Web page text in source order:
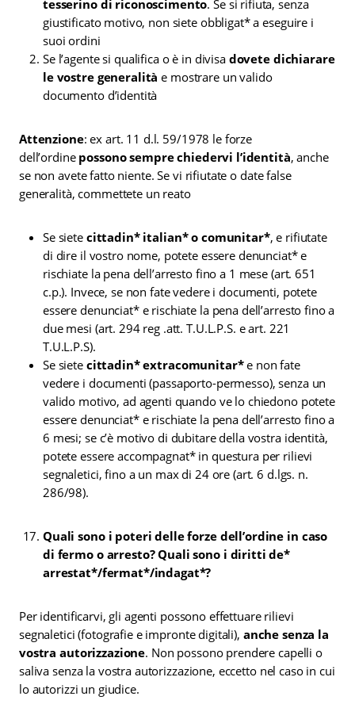
tesserino di riconoscimento. Se si rifiuta, senza
giustificato motivo, non siete obbligat* a eseguire i
suoi ordini
Se l’agente si qualifica o è in divisa dovete dichiarare
le vostre generalità e mostrare un valido
documento d’identità
Attenzione: ex art. 11 d.l. 59/1978 le forze
dell’ordine possono sempre chiedervi l’identità, anche
se non avete fatto niente. Se vi rifiutate o date false
generalità, commettete un reato
Se siete cittadin* italian* o comunitar*, e rifiutate
di dire il vostro nome, potete essere denunciat* e
rischiate la pena dell’arresto fino a 1 mese (art. 651
c.p.). Invece, se non fate vedere i documenti, potete
essere denunciat* e rischiate la pena dell’arresto fino a
due mesi (art. 294 reg .att. T.U.L.P.S. e art. 221
T.U.L.P.S).
Se siete cittadin* extracomunitar*e non fate
vedere i documenti (passaporto-permesso), senza un
valido motivo, ad agenti quando ve lo chiedono potete
essere denunciat* e rischiate la pena dell’arresto fino a
6 mesi; se c’è motivo di dubitare della vostra identità,
potete essere accompagnat* in questura per rilievi
segnaletici, fino a un max di 24 ore (art. 6 d.lgs. n.
286/98).
Quali sono i poteri delle forze dell’ordine in caso
di fermo o arresto? Quali sono i diritti de*
arrestat*/fermat*/indagat*?
Per identificarvi, gli agenti possono effettuare rilievi
segnaletici (fotografie e impronte digitali), anche senza la
vostra autorizzazione. Non possono prendere capelli o
saliva senza la vostra autorizzazione, eccetto nel caso in cui
lo autorizzi un giudice.